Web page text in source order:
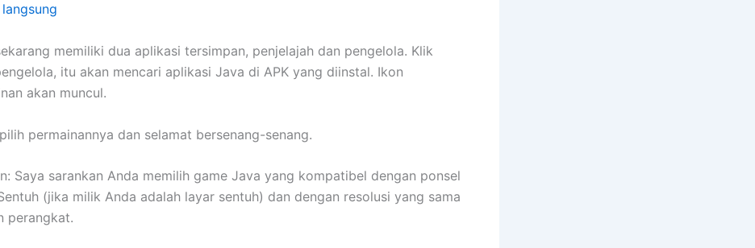
memiliki dua aplikasi tersimpan, penjelajah dan pengelola. Klik
itu akan mencari aplikasi Java di APK yang diinstal. Ikon
akan muncul.
permainannya dan selamat bersenang-senang.
Saya sarankan Anda memilih game Java yang kompatibel dengan ponsel
(jika milik Anda adalah layar sentuh) dan dengan resolusi yang sama
perangkat.